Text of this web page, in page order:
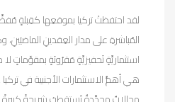
لقد احتفظتْ تركيا بموقعِها كقِبلةٍ مُفضَّلةٍ
المُباشرةِ على مدار العِقدينِ الماضيَينِ،
استثماريَّةٍ تَحفيزيَّةٍ مَقرُونَةٍ بمقوِّماتٍ لا